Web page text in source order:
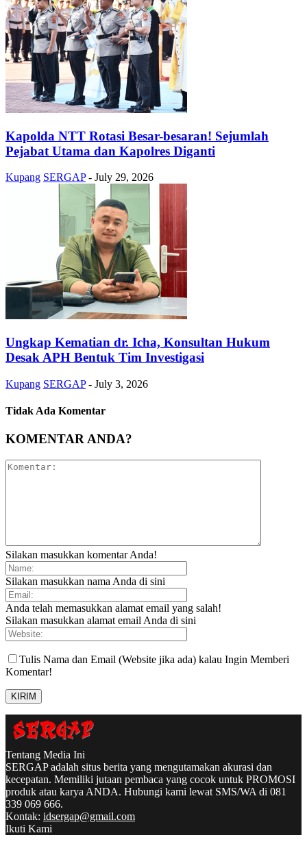
Kapolda NTT Rotasi Besar-besaran! Sejumlah
Pejabat Utama dan Kapolres Diganti
Kupang SERGAP - July 29, 2026
Ungkap Kematian dr. Icha, Konsultan Hukum
Desak APH Bentuk Tim Investigasi
Kupang SERGAP - July 3, 2026
Tidak Ada Komentar
KOMENTAR ANDA?
Silakan masukkan komentar Anda!
Silakan masukkan nama Anda di sini
Anda telah memasukkan alamat email yang salah!
Silakan masukkan alamat email Anda di sini
Tulis Nama dan Email (Website jika ada) kalau Ingin Memberi
Komentar!
Tentang Media Ini
SERGAP adalah situs berita yang mengutamakan akurasi dan
kecepatan. Memiliki jutaan pembaca yang cocok untuk PROMOSI
produk atau karya ANDA. Hubungi kami lewat SMS/WA di 081
339 069 666.
Kontak: idsergap@gmail.com
Ikuti Kami